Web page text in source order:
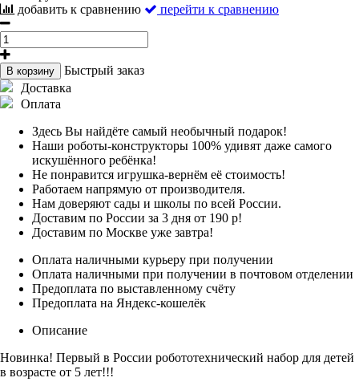
добавить к сравнению
перейти к сравнению
В корзину
Быстрый заказ
Доставка
Оплата
Здесь Вы найдёте самый необычный подарок!
Наши роботы-конструкторы 100% удивят даже самого
искушённого ребёнка!
Не понравится игрушка-вернём её стоимость!
Работаем напрямую от производителя.
Нам доверяют сады и школы по всей России.
Доставим по России за 3 дня от 190 р!
Доставим по Москве уже завтра!
Оплата наличными курьеру при получении
Оплата наличными при получении в почтовом отделении
Предоплата по выставленному счёту
Предоплата на Яндекс-кошелёк
Описание
Новинка! Первый в России робототехнический набор для детей
в возрасте от 5 лет!!!